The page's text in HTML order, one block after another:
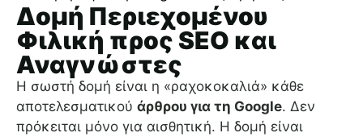
Δομή Περιεχομένου
Φιλική προς SEO και
Αναγνώστες
Η σωστή δομή είναι η «ραχοκοκαλιά» κάθε
αποτελεσματικού άρθρου για τη Google. Δεν
πρόκειται μόνο για αισθητική. Η δομή είναι